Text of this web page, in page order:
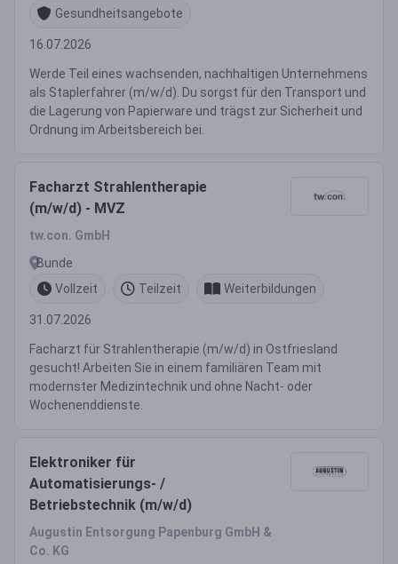
Gesundheitsangebote
16.07.2026
Werde Teil eines wachsenden, nachhaltigen Unternehmens
als Staplerfahrer (m/w/d). Du sorgst für den Transport und
die Lagerung von Papierware und trägst zur Sicherheit und
Ordnung im Arbeitsbereich bei.
Facharzt Strahlentherapie
(m/w/d) - MVZ
tw.con. GmbH
Bunde
Vollzeit
Teilzeit Weiterbildungen
31.07.2026
Facharzt für Strahlentherapie (m/w/d) in Ostfriesland
gesucht! Arbeiten Sie in einem familiären Team mit
modernster Medizintechnik und ohne Nacht- oder
Wochenenddienste.
Elektroniker für
Automatisierungs- /
Betriebstechnik (m/w/d)
Augustin Entsorgung Papenburg GmbH &
Co. KG